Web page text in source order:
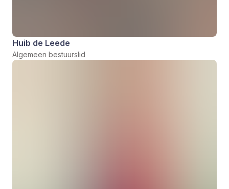
Huib de Leede
Algemeen bestuurslid